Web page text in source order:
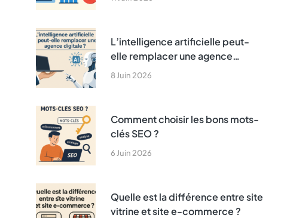
8 Juin 2026
L’intelligence artificielle peut-
elle remplacer une agence
digitale ?
6 Juin 2026
Comment choisir les bons mots-
clés SEO ?
Quelle est la différence entre site
vitrine et site e-commerce ?